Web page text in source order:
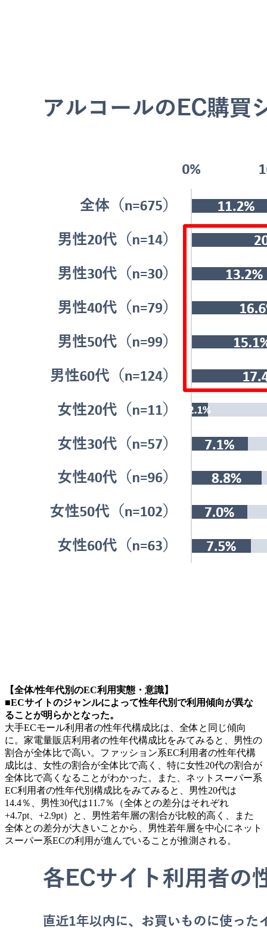
【全体/性年代別のEC利用実態・意識】
■ECサイトのジャンルによって性年代別で利用傾向が異な
ることが明らかとなった。
大手ECモール利用者の性年代構成比は、全体と同じ傾向
に。家電量販店利用者の性年代構成比をみてみると、男性の
割合が全体比で高い。ファッション系EC利用者の性年代構
成比は、女性の割合が全体比で高く、特に女性20代の割合が
全体比で高くなることがわかった。また、ネットスーパー系
EC利用者の性年代別構成比をみてみると、男性20代は
14.4％、男性30代は11.7％（全体との差分はそれぞれ
+4.7pt、+2.9pt）と、男性若年層の割合が比較的高く、また
全体との差分が大きいことから、男性若年層を中心にネット
スーパー系ECの利用が進んでいることが推測される。